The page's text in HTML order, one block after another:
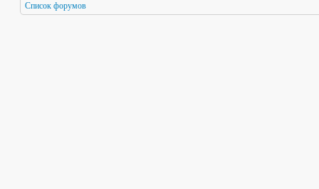
Список форумов